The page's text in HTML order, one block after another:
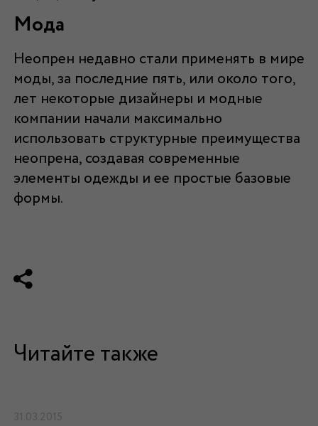
Мода
Неопрен недавно стали применять в мире
моды, за последние пять, или около того,
лет некоторые дизайнеры и модные
компании начали максимально
использовать структурные преимущества
неопрена, создавая современные
элементы одежды и ее простые базовые
формы.
Читайте также
31.03.2015